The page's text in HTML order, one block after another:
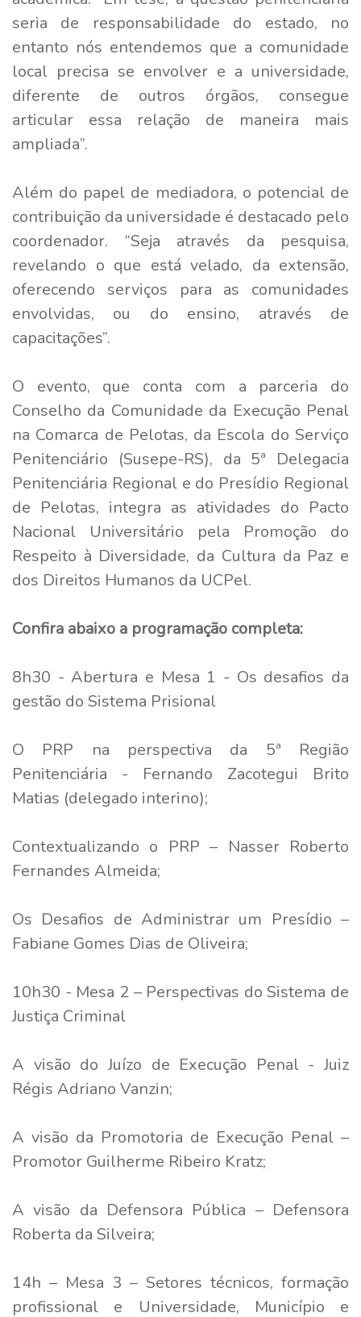
seria de responsabilidade do estado, no
entanto nós entendemos que a comunidade
local precisa se envolver e a universidade,
diferente de outros órgãos, consegue
articular essa relação de maneira mais
ampliada”.
Além do papel de mediadora, o potencial de
contribuição da universidade é destacado pelo
coordenador. “Seja através da pesquisa,
revelando o que está velado, da extensão,
oferecendo serviços para as comunidades
envolvidas, ou do ensino, através de
capacitações”.
O evento, que conta com a parceria do
Conselho da Comunidade da Execução Penal
na Comarca de Pelotas, da Escola do Serviço
Penitenciário (Susepe-RS), da 5ª Delegacia
Penitenciária Regional e do Presídio Regional
de Pelotas, integra as atividades do Pacto
Nacional Universitário pela Promoção do
Respeito à Diversidade, da Cultura da Paz e
dos Direitos Humanos da UCPel.
Confira abaixo a programação completa:
8h30 - Abertura e Mesa 1 - Os desafios da
gestão do Sistema Prisional
O PRP na perspectiva da 5ª Região
Penitenciária - Fernando Zacotegui Brito
Matias (delegado interino);
Contextualizando o PRP – Nasser Roberto
Fernandes Almeida;
Os Desafios de Administrar um Presídio –
Fabiane Gomes Dias de Oliveira;
10h30 - Mesa 2 – Perspectivas do Sistema de
Justiça Criminal
A visão do Juízo de Execução Penal - Juiz
Régis Adriano Vanzin;
A visão da Promotoria de Execução Penal –
Promotor Guilherme Ribeiro Kratz;
A visão da Defensora Pública – Defensora
Roberta da Silveira;
14h – Mesa 3 – Setores técnicos, formação
profissional e Universidade, Município e